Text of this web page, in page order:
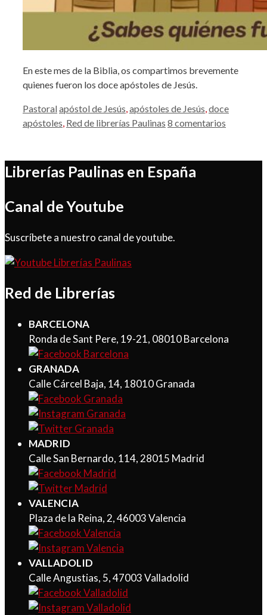
En este mes de la Biblia, os compartimos brevemente
quienes fueron los doce apóstoles de Jesús.
Categorías
PastoralEtiquetas
apóstol de Jesús,apóstoles de Jesús,doce
apóstoles, Red de librerías Paulinas 8 comentarios
Librerías Paulinas en España
Canal de Youtube
Suscríbete a nuestro canal de youtube.
Red de Librerías
BARCELONA
Ronda de Sant Pere, 19-21, 08010 Barcelona
GRANADA
Calle Cárcel Baja, 14, 18010 Granada
MADRID
Calle San Bernardo, 114, 28015 Madrid
VALENCIA
Plaza de la Reina, 2, 46003 Valencia
VALLADOLID
Calle Angustias, 5, 47003 Valladolid